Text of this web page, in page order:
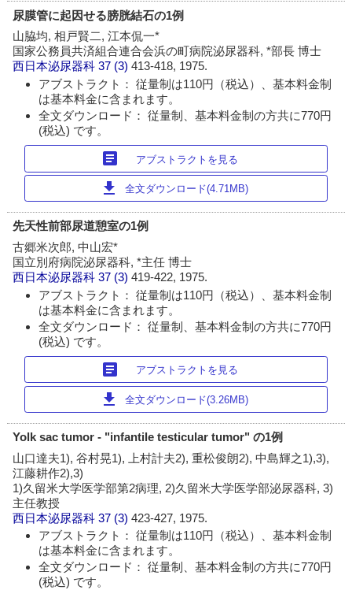
尿膜管に起因せる膀胱結石の1例
山脇均, 相戸賢二, 江本侃一*
国家公務員共済組合連合会浜の町病院泌尿器科, *部長 博士
西日本泌尿器科 37 (3)413-418, 1975.
アブストラクト： 従量制は110円（税込）、基本料金制
は基本料金に含まれます。
全文ダウンロード： 従量制、基本料金制の方共に770円
(税込) です。
article アブストラクトを見る
download 全文ダウンロード(4.71MB)
先天性前部尿道憩室の1例
古郷米次郎, 中山宏*
国立別府病院泌尿器科, *主任 博士
西日本泌尿器科 37 (3)419-422, 1975.
アブストラクト： 従量制は110円（税込）、基本料金制
は基本料金に含まれます。
全文ダウンロード： 従量制、基本料金制の方共に770円
(税込) です。
article アブストラクトを見る
download 全文ダウンロード(3.26MB)
Yolk sac tumor - "infantile testicular tumor" の1例
山口達夫1), 谷村晃1), 上村計夫2), 重松俊朗2), 中島輝之1),3),
江藤耕作2),3)
1)久留米大学医学部第2病理, 2)久留米大学医学部泌尿器科, 3)
主任教授
西日本泌尿器科 37 (3)423-427, 1975.
アブストラクト： 従量制は110円（税込）、基本料金制
は基本料金に含まれます。
全文ダウンロード： 従量制、基本料金制の方共に770円
(税込) です。